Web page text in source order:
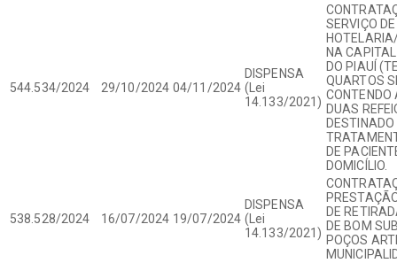
544.534/2024 29/10/2024 04/11/2024
DISPENSA
(Lei
14.133/2021)
SERVIÇO DE
NA
DO PIAUÍ
QUARTOS
CONTENDO
DUAS
DE
DOMICÍLIO.
538.528/2024 16/07/2024 19/07/2024
DISPENSA
(Lei
14.133/2021)
DE
DE BOM
POÇOS